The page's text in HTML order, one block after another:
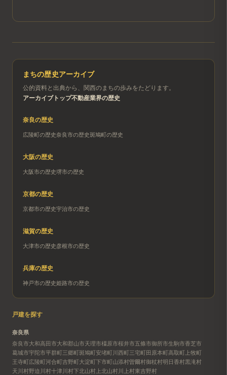
まちの歴史アーカイブ
公的資料と出典から、関西のまちの歩みをたどります。
アーカイブトップ不動産業界の歴史
奈良の歴史
広陵町の歴史奈良市の歴史斑鳩町の歴史
大阪の歴史
大阪市の歴史堺市の歴史
京都の歴史
京都市の歴史宇治市の歴史
滋賀の歴史
大津市の歴史 彦根市の歴史
兵庫の歴史
神戸市の歴史姫路市の歴史
戸建を探す
奈良県
奈良市大和高田市大和郡山市天理市橿原市桜井市五條市御所市生駒市香芝市
葛城市宇陀市平群町三郷町斑鳩町安堵町川西町三宅町田原本町高取町 上牧町
王寺町広陵町河合町吉野町大淀町下市町山添村曽爾村御杖村明日香村黒滝村
天川村野迫川村十津川村下北山村 上北山村川上村東吉野村